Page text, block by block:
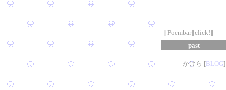
∥Poembar∥click!∥
past
かけら [BLOG